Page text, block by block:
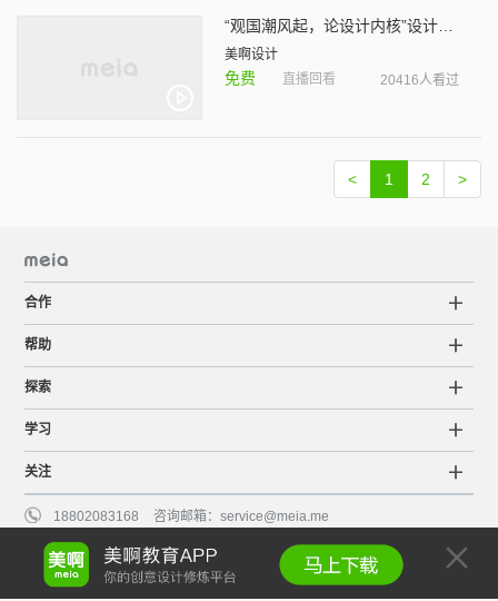
“观国潮风起，论设计内核”设计思享会
美啊设计
免费 直播回看 20416人看过
< 1 2 >
合作
帮助
探索
学习
关注
18802083168 咨询邮箱：service@meia.me
粤ICP备15063798号
服务条款
知识产权